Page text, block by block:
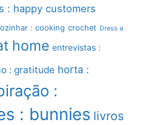
: happy customers
: cooking crochet Dress a
home entrevistas :
: gratitude horta :
:
: bunnies livros